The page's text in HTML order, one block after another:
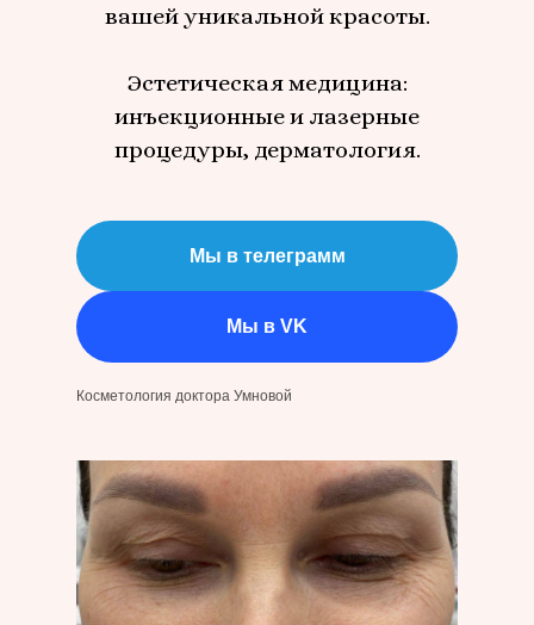
вашей уникальной красоты.
Эстетическая медицина:
инъекционные и лазерные
процедуры, дерматология.
Мы в телеграмм
Мы в VK
Косметология доктора Умновой